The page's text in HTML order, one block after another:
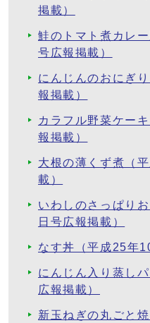
掲載）
鮭のトマト煮カレ
号広報掲載）
にんじんのおにぎ
報掲載）
カラフル野菜ケー
報掲載）
大根の薄くず煮（
載）
いわしのさっぱり
日号広報掲載）
なす丼（平成25年
にんじん入り蒸し
広報掲載）
新玉ねぎの丸ごと